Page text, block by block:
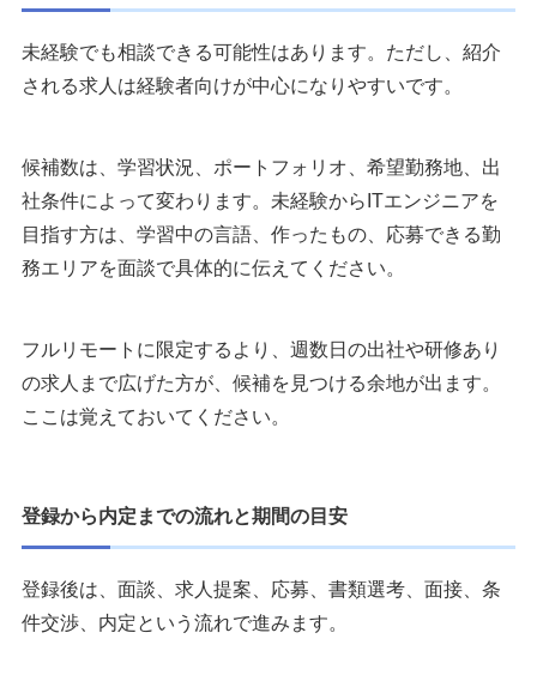
未経験でも相談できる可能性はあります。ただし、紹介
される求人は経験者向けが中心になりやすいです。
候補数は、学習状況、ポートフォリオ、希望勤務地、出
社条件によって変わります。未経験からITエンジニアを
目指す方は、学習中の言語、作ったもの、応募できる勤
務エリアを面談で具体的に伝えてください。
フルリモートに限定するより、週数日の出社や研修あり
の求人まで広げた方が、候補を見つける余地が出ます。
ここは覚えておいてください。
登録から内定までの流れと期間の目安
登録後は、面談、求人提案、応募、書類選考、面接、条
件交渉、内定という流れで進みます。